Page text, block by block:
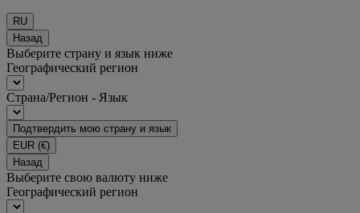
RU
Назад
Выберите страну и язык ниже
Географический регион
Страна/Регион - Язык
Подтвердить мою страну и язык
EUR (€)
Назад
Выберите свою валюту ниже
Географический регион